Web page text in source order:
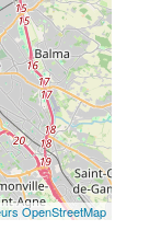
OpenStreetMap